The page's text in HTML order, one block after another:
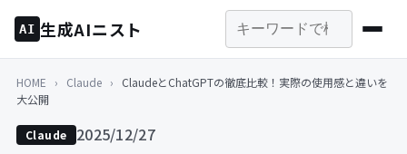
AI 生成AIニスト
HOME › Claude ›
ClaudeとChatGPTの徹底比較！実際の使用感と違いを
大公開
Claude 2025/12/27